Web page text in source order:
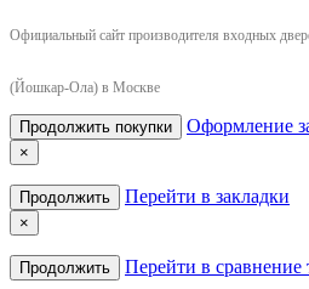
Официальный сайт производителя входных
(Йошкар-Ола) в Москве
Продолжить покупки Оформление
×
Продолжить Перейти в закладки
×
Продолжить Перейти в сравнение